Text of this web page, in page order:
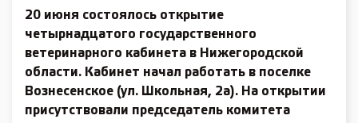
20 июня состоялось открытие
четырнадцатого государственного
ветеринарного кабинета в Нижегородской
области. Кабинет начал работать в поселке
Вознесенское (ул. Школьная, 2а). На открытии
присутствовали председатель комитета